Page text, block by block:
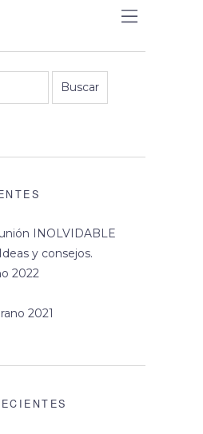
INOLVIDABLE
y consejos.
2022
2021